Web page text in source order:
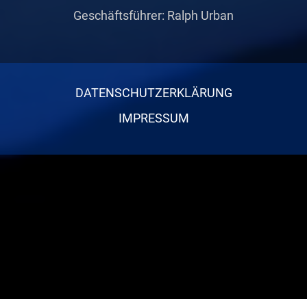
Geschäftsführer: Ralph Urban
DATENSCHUTZERKLÄRUNG
IMPRESSUM